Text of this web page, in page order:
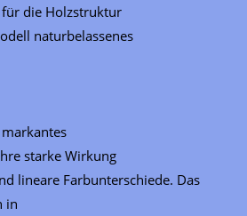
die Holzstruktur
naturbelassenes
starke Wirkung
lineare Farbunterschiede. Das
in